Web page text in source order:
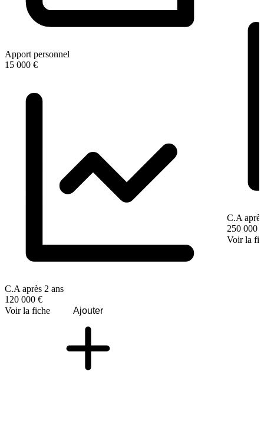
Apport personnel
15 000 €
C.A après 2 ans
120 000 €
Voir la fiche
Ajouter
C.A
250 000 €
Voir la